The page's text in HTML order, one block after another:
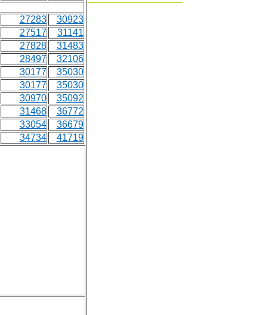
27283
30923
27517
31141
27828
31483
28497
32106
30177
35030
30177
35030
30970
35092
31468
36772
33054
36679
34734
41719